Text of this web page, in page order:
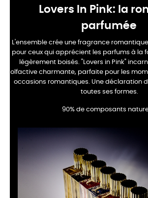
Lovers In Pink: la
parfumée
L'ensemble crée une fragrance
pour ceux qui apprécient les parfums à la
légèrement boisés. "Lovers in Pink"
olfactive charmante, parfaite pour les
occasions romantiques. Une déclaration
toutes ses formes.
90% de composants